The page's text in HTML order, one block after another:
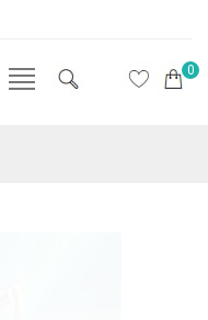
0